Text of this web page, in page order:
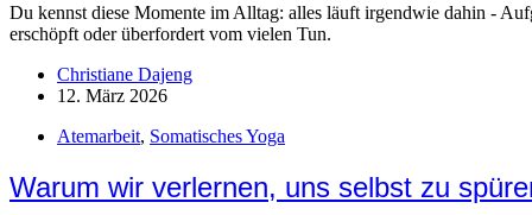
Du kennst diese Momente im Alltag: alles läuft irgendwie dahin -
erschöpft oder überfordert vom vielen Tun.
Christiane Dajeng
12. März 2026
Atemarbeit, Somatisches Yoga
Warum wir verlernen, uns selbst zu